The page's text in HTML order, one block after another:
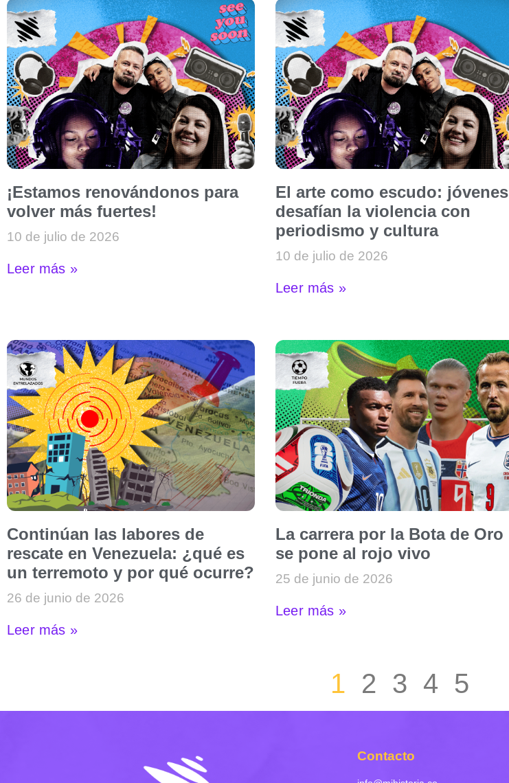
¡Estamos renovándonos para
volver más fuertes!
10 de julio de 2026
Leer más »
El arte como escudo: jóvenes
desafían la violencia con
periodismo y cultura
10 de julio de 2026
Leer más »
Continúan las labores de
rescate en Venezuela: ¿qué es
un terremoto y por qué ocurre?
26 de junio de 2026
Leer más »
La carrera por la Bota de Oro
se pone al rojo vivo
25 de junio de 2026
Leer más »
1 2 3 4 5
Contacto